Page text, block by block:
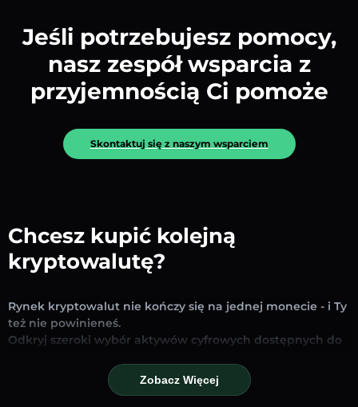
Jeśli potrzebujesz pomocy,
nasz zespół wsparcia z
przyjemnością Ci pomoże
Skontaktuj się z naszym wsparciem
Chcesz kupić kolejną
kryptowalutę?
Rynek kryptowalut nie kończy się na jednej monecie - i Ty
też nie powinieneś.
Odkryj szeroki wybór aktywów cyfrowych dostępnych do
tego, czy szukasz uznanych stablecoinów, obiecujących
altcoinów czy nowych trendujących tokenów – znajdziesz
Zobacz Więcej